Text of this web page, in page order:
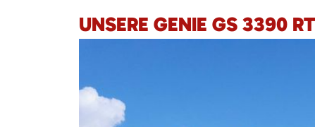
UNSERE GENIE GS 3390